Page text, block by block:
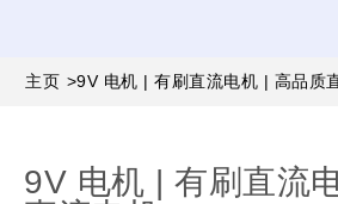
主页 >9V 电机 | 有刷直流电机 | 高品质
9V 电机 | 有刷直流